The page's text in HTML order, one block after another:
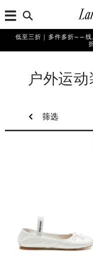
低至三折｜多件多折——线
户外运
筛选